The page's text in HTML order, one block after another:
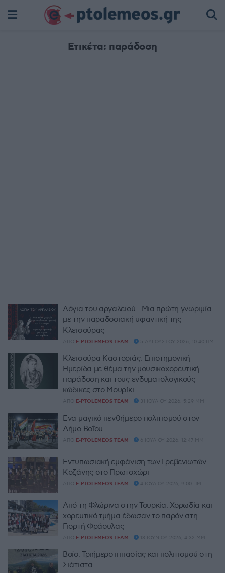
Ετικέτα: παράδοση
Λόγια του αργαλειού –Μια πρώτη γνωριμία
με την παραδοσιακή υφαντική της
Κλεισούρας
ΑΠΌ E-PTOLEMEOS TEAM 5 ΑΥΓΟΎΣΤΟΥ 2026, 10:40 ΠΜ
Κλεισούρα Καστοριάς: Επιστημονική
Ημερίδα με θέμα την μουσικοχορευτική
παράδοση και τους ενδυματολογικούς
κώδικες στο Μουρίκι
ΑΠΌ E-PTOLEMEOS TEAM 31 ΙΟΥΛΊΟΥ 2026, 5:29 ΜΜ
Ένα μαγικό πενθήμερο πολιτισμού στον
Δήμο Βοΐου
ΑΠΌ E-PTOLEMEOS TEAM 6 ΙΟΥΛΊΟΥ 2026, 12:47 ΜΜ
Εντυπωσιακή εμφάνιση των Γρεβενιωτών
Κοζάνης στο Πρωτοχώρι
ΑΠΌ E-PTOLEMEOS TEAM 4 ΙΟΥΛΊΟΥ 2026, 9:00 ΠΜ
Από τη Φλώρινα στην Τουρκία: Χορωδία και
χορευτικό τμήμα έδωσαν το παρόν στη
Γιορτή Φράουλας
ΑΠΌ E-PTOLEMEOS TEAM 13 ΙΟΥΝΊΟΥ 2026, 4:32 ΜΜ
Βοΐο: Τριήμερο ιππασίας και πολιτισμού στη
Σιάτιστα